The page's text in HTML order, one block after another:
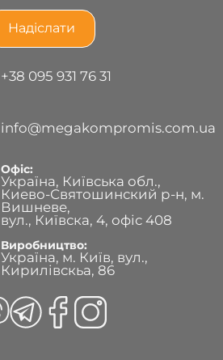
+38 095 931 76 31
info@megakompromis.com.ua
Офіс:
Україна, Київська обл.,
Киево-Святошинский р-н, м.
Вишневе,
вул., Київска, 4, офіс 408
Виробництво:
Україна, м. Київ, вул.,
Кирилівскьа, 86